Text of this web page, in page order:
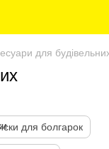
для
для болгарок